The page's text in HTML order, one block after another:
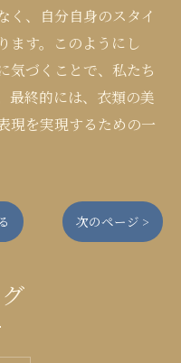
く、自分自身のスタイ
ます。このようにし
気づくことで、私たち
最終的には、衣類の美
現を実現するための一
次のページ >